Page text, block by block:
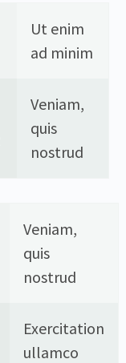
Ut enim
ad minim
Veniam,
quis
nostrud
Veniam,
quis
nostrud
Exercitation
ullamco